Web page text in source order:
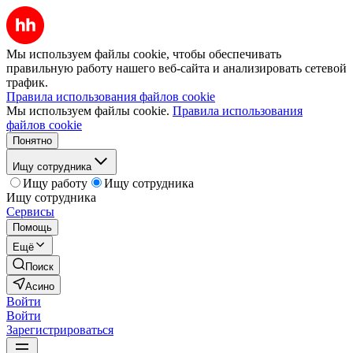
Мы используем файлы cookie, чтобы обеспечивать
правильную работу нашего веб-сайта и анализировать сетевой
трафик.
Правила использования файлов cookie
Мы используем файлы cookie. Правила использования
файлов cookie
Понятно
Ищу сотрудника
Ищу работу
Ищу сотрудника
Ищу сотрудника
Сервисы
Помощь
Ещё
Поиск
Асино
Войти
Войти
Зарегистрироваться